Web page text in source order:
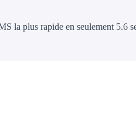
la plus rapide en seulement 5.6